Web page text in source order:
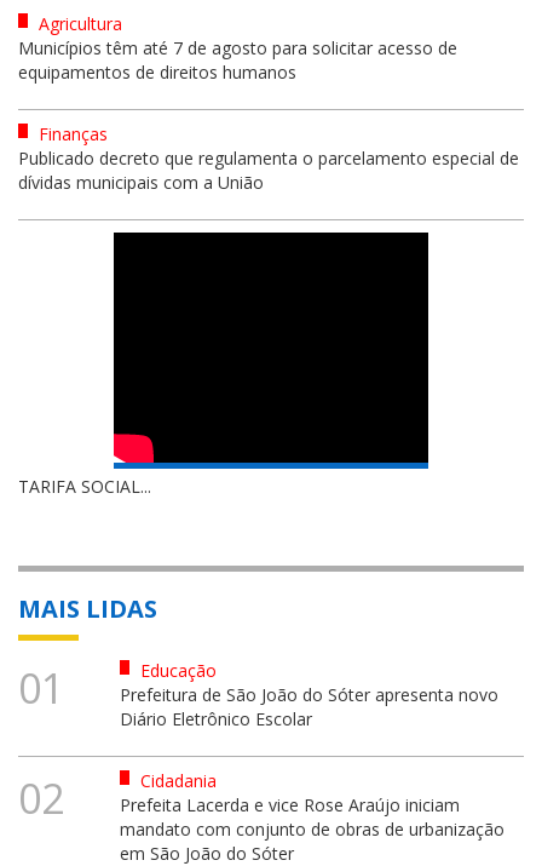
Agricultura
Municípios têm até 7 de agosto para solicitar acesso de
equipamentos de direitos humanos
Finanças
Publicado decreto que regulamenta o parcelamento especial de
dívidas municipais com a União
TARIFA SOCIAL...
MAIS LIDAS
01
Educação
Prefeitura de São João do Sóter apresenta novo
Diário Eletrônico Escolar
02
Cidadania
Prefeita Lacerda e vice Rose Araújo iniciam
mandato com conjunto de obras de urbanização
em São João do Sóter